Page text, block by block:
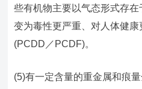
些有机物主要以气态形式存
变为毒性更严重、对人体健
(PCDD／PCDF)。
(5)有一定含量的重金属和痕